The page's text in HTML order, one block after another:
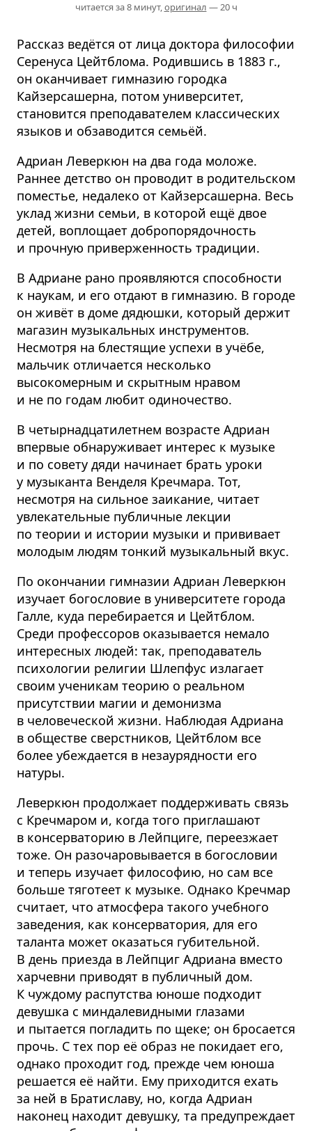
читается за 8 минут,оригинал — 20 ч
Рассказ ведётся от лица доктора философии
Серенуса Цейтблома. Родившись в 1883 г.,
он оканчивает гимназию городка
Кайзерсашерна, потом университет,
становится преподавателем классических
языков и обзаводится семьёй.
Адриан Леверкюн на два года моложе.
Раннее детство он проводит в родительском
поместье, недалеко от Кайзерсашерна. Весь
уклад жизни семьи, в которой ещё двое
детей, воплощает добропорядочность
и прочную приверженность традиции.
В Адриане рано проявляются способности
к наукам, и его отдают в гимназию. В городе
он живёт в доме дядюшки, который держит
магазин музыкальных инструментов.
Несмотря на блестящие успехи в учёбе,
мальчик отличается несколько
высокомерным и скрытным нравом
и не по годам любит одиночество.
В четырнадцатилетнем возрасте Адриан
впервые обнаруживает интерес к музыке
и по совету дяди начинает брать уроки
у музыканта Венделя Кречмара. Тот,
несмотря на сильное заикание, читает
увлекательные публичные лекции
по теории и истории музыки и прививает
молодым людям тонкий музыкальный вкус.
По окончании гимназии Адриан Леверкюн
изучает богословие в университете города
Галле, куда перебирается и Цейтблом.
Среди профессоров оказывается немало
интересных людей: так, преподаватель
психологии религии Шлепфус излагает
своим ученикам теорию о реальном
присутствии магии и демонизма
в человеческой жизни. Наблюдая Адриана
в обществе сверстников, Цейтблом все
более убеждается в незаурядности его
натуры.
Леверкюн продолжает поддерживать связь
с Кречмаром и, когда того приглашают
в консерваторию в Лейпциге, переезжает
тоже. Он разочаровывается в богословии
и теперь изучает философию, но сам все
больше тяготеет к музыке. Однако Кречмар
считает, что атмосфера такого учебного
заведения, как консерватория, для его
таланта может оказаться губительной.
В день приезда в Лейпциг Адриана вместо
харчевни приводят в публичный дом.
К чуждому распутства юноше подходит
девушка с миндалевидными глазами
и пытается погладить по щеке; он бросается
прочь. С тех пор её образ не покидает его,
однако проходит год, прежде чем юноша
решается её найти. Ему приходится ехать
за ней в Братиславу, но, когда Адриан
наконец находит девушку, та предупреждает